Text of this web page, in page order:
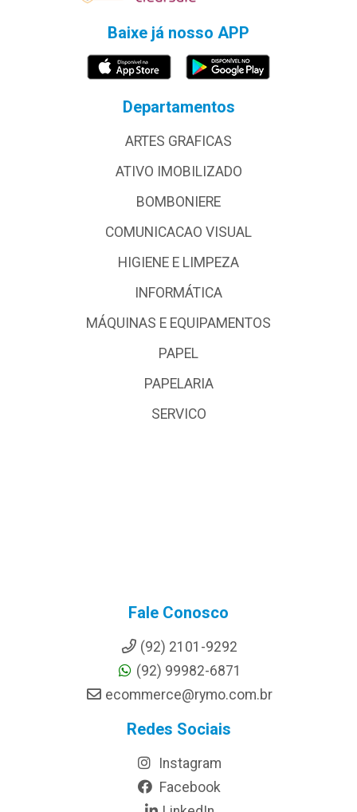
Baixe já nosso APP
Departamentos
ARTES GRAFICAS
ATIVO IMOBILIZADO
BOMBONIERE
COMUNICACAO VISUAL
HIGIENE E LIMPEZA
INFORMÁTICA
MÁQUINAS E EQUIPAMENTOS
PAPEL
PAPELARIA
SERVICO
Fale Conosco
(92) 2101-9292
(92) 99982-6871
ecommerce@rymo.com.br
Redes Sociais
Instagram
Facebook